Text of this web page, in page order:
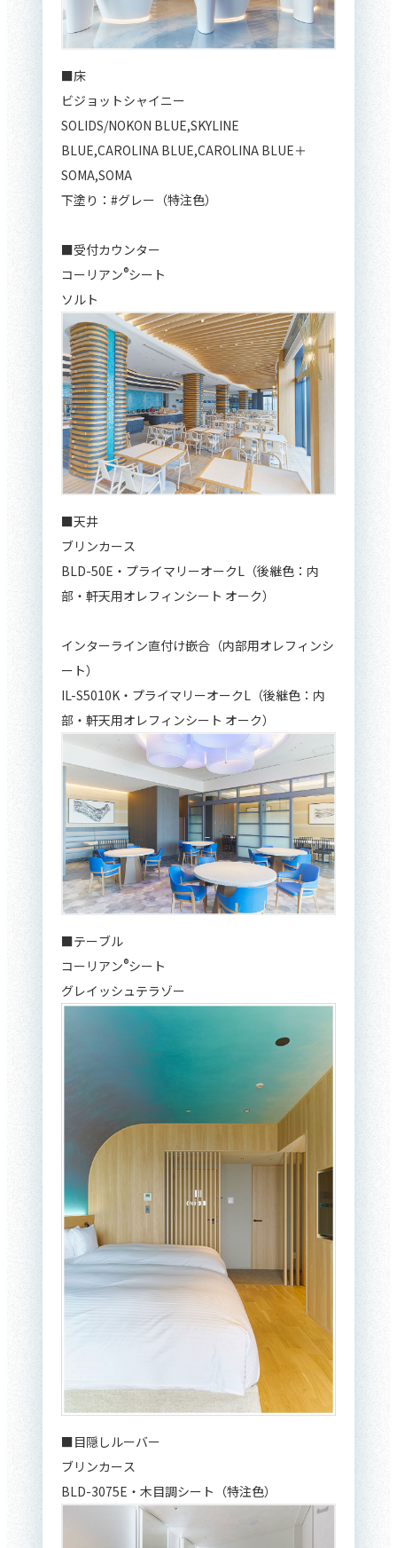
■床
ビジョットシャイニー
SOLIDS/NOKON BLUE,SKYLINE
BLUE,CAROLINA BLUE,CAROLINA BLUE＋
SOMA,SOMA
下塗り：#グレー（特注色）
■受付カウンター
コーリアン®シート
ソルト
■天井
ブリンカース
BLD-50E・プライマリーオークL（後継色：内
部・軒天用オレフィンシート オーク）
インターライン直付け嵌合（内部用オレフィンシ
ート）
IL-S5010K・プライマリーオークL（後継色：内
部・軒天用オレフィンシート オーク）
■テーブル
コーリアン®シート
グレイッシュテラゾー
■目隠しルーバー
ブリンカース
BLD-3075E・木目調シート（特注色）